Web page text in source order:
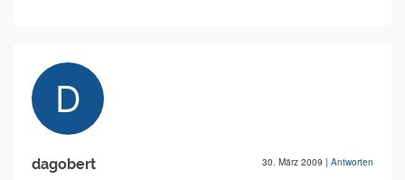
dagobert 30. März 2009 | Antworten